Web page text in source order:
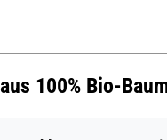
100% Bio-